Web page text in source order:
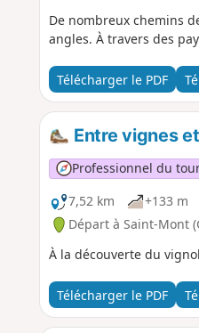
De nombreux chemins
angles. À travers des
Télécharger le PDF
Entre vignes
Professionnel du
7,52 km
+133 m
Départ à Saint-Mont
À la découverte du
Télécharger le PDF